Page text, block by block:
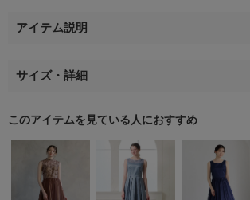
アイテム説明
サイズ・詳細
このアイテムを見ている人におすすめ